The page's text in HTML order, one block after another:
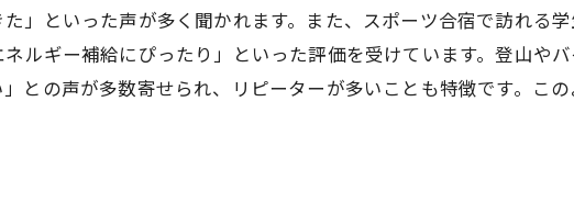
自然の中でのリラックス方法
ペンションでの癒しの時間を楽しむ
信州の自然を満喫する方法
」といった声が多く聞かれます。また、スポーツ合宿で訪れる
ルギー補給にぴったり」といった評価を受けています。登山や
との声が多数寄せられ、リピーターが多いことも特徴です。こ